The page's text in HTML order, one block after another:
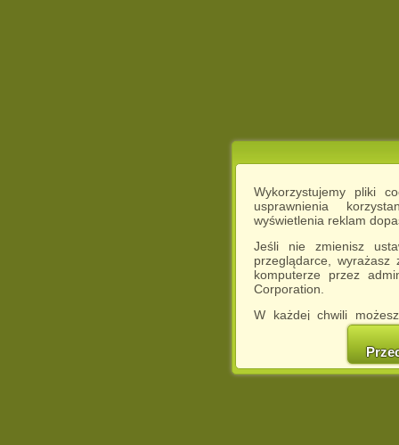
Wykorzystujemy pliki
usprawnienia
wyświetlenia reklam
Jeśli nie zmienisz
przeglądarce,
komputerze przez
Corporation.
W każdej chwili
cookies w swojej
w naszej
http://chomikuj.pl/